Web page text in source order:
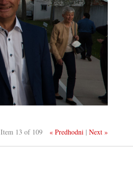
Item 13 of 109 « Predhodni |Next »